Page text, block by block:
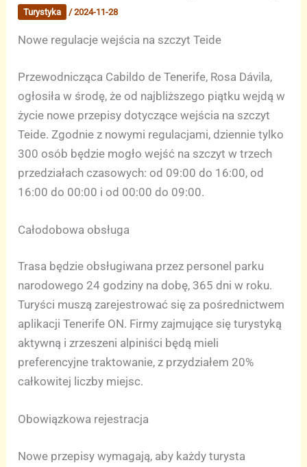
Turystyka /2024-11-28
Nowe regulacje wejścia na szczyt Teide
Przewodnicząca Cabildo de Tenerife, Rosa Dávila,
ogłosiła w środę, że od najbliższego piątku wejdą w
życie nowe przepisy dotyczące wejścia na szczyt
Teide. Zgodnie z nowymi regulacjami, dziennie tylko
300 osób będzie mogło wejść na szczyt w trzech
przedziałach czasowych: od 09:00 do 16:00, od
16:00 do 00:00 i od 00:00 do 09:00.
Całodobowa obsługa
Trasa będzie obsługiwana przez personel parku
narodowego 24 godziny na dobę, 365 dni w roku.
Turyści muszą zarejestrować się za pośrednictwem
aplikacji Tenerife ON. Firmy zajmujące się turystyką
aktywną i zrzeszeni alpiniści będą mieli
preferencyjne traktowanie, z przydziałem 20%
całkowitej liczby miejsc.
Obowiązkowa rejestracja
Nowe przepisy wymagają, aby każdy turysta